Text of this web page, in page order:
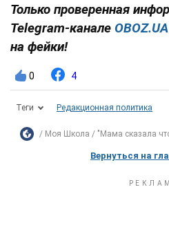
Только проверенная
Telegram-канале OBOZ.UA
на фейки!
0 4
Теги Редакционная политика
Моя Школа "Мама сказала
Вернуться на